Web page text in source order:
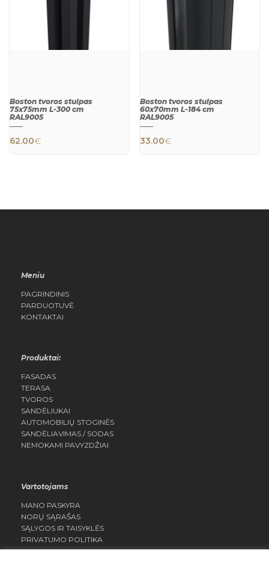
Boston tvoros stulpas
75x75mm L-300 cm
RAL9005
62.00€
Boston tvoros stulpas
60x70mm L-184 cm
RAL9005
33.00€
Meniu
PAGRINDINIS
PARDUOTUVĖ
KONTAKTAI
Produktai:
FASADAS
TERASA
TVOROS
SANDĖLIUKAI
AUTOMOBILIŲ STOGINĖS
SANDĖLIAVIMAS / SODAS
NEMOKAMI PAVYZDŽIAI
Vartotojams
MANO PASKYRA
NORŲ SĄRAŠAS
SĄLYGOS IR TAISYKLĖS
PRIVATUMO POLITIKA